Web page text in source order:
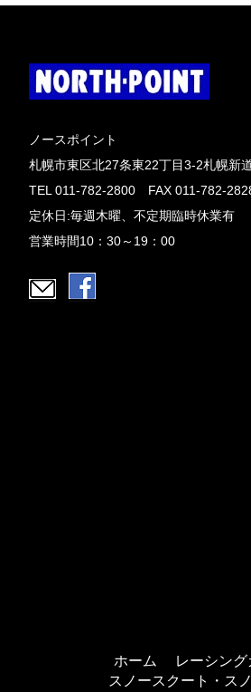
ノースポイント
札幌市東区北27条東22丁目3-2札幌新
TEL 011-782-2800 FAX 011-782-
定休日:毎週木曜、不定期臨時休業有
営業時間10：30～19：00
ホーム
レーシング
スノースクート・ス